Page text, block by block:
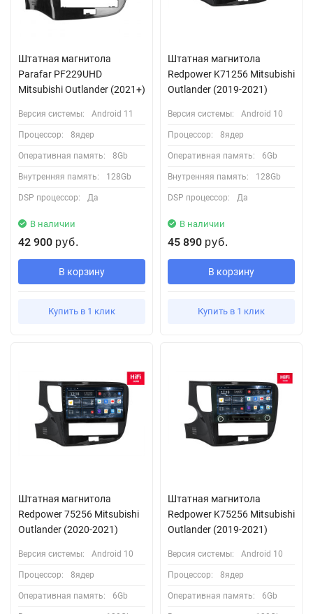
Штатная магнитола
Parafar PF229UHD
Mitsubishi Outlander (2021+)
Версия системы: Android 11
Процессор: 8ядер
Оперативная память: 8Gb
Внутренняя память: 128Gb
DSP процессор: Да
В наличии
42 900 руб.
В корзину
Купить в 1 клик
Штатная магнитола
Redpower K71256 Mitsubishi
Outlander (2019-2021)
Версия системы: Android 10
Процессор: 8ядер
Оперативная память: 6Gb
Внутренняя память: 128Gb
DSP процессор: Да
В наличии
45 890 руб.
В корзину
Купить в 1 клик
Штатная магнитола
Redpower 75256 Mitsubishi
Outlander (2020-2021)
Версия системы: Android 10
Процессор: 8ядер
Оперативная память: 6Gb
Штатная магнитола
Redpower K75256 Mitsubishi
Outlander (2019-2021)
Версия системы: Android 10
Процессор: 8ядер
Оперативная память: 6Gb